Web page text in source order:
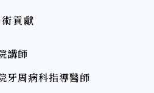
貢獻
講師
牙周病科指導醫師